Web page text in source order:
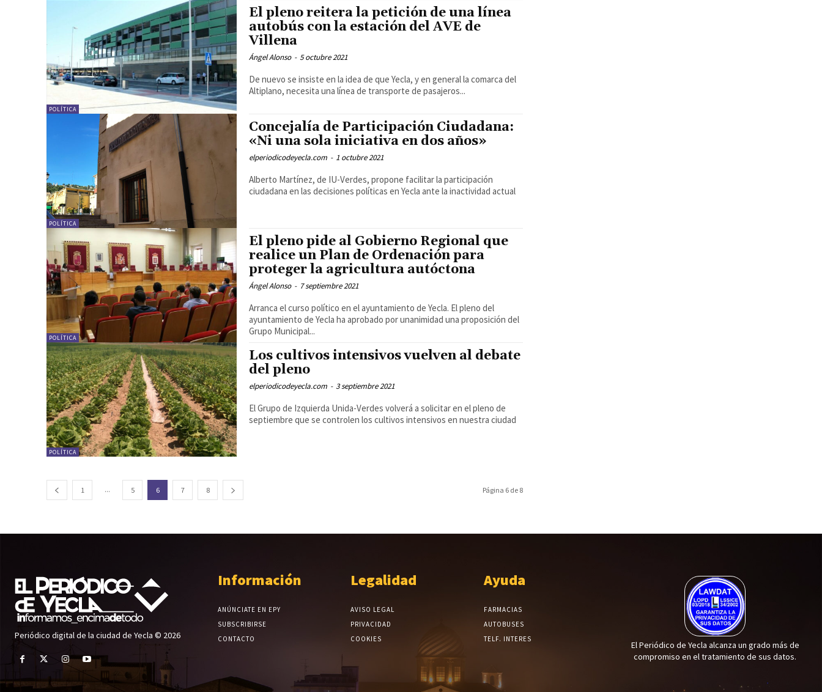
POLÍTICA
El pleno reitera la petición de una línea
autobús con la estación del AVE de
Villena
Ángel Alonso - 5 octubre 2021
De nuevo se insiste en la idea de que Yecla, y en general la comarca del
Altiplano, necesita una línea de transporte de pasajeros...
POLÍTICA
Concejalía de Participación Ciudadana:
«Ni una sola iniciativa en dos años»
elperiodicodeyecla.com - 1 octubre 2021
Alberto Martínez, de IU-Verdes, propone facilitar la participación
ciudadana en las decisiones políticas en Yecla ante la inactividad actual
POLÍTICA
El pleno pide al Gobierno Regional que
realice un Plan de Ordenación para
proteger la agricultura autóctona
Ángel Alonso - 7 septiembre 2021
Arranca el curso político en el ayuntamiento de Yecla. El pleno del
ayuntamiento de Yecla ha aprobado por unanimidad una proposición del
Grupo Municipal...
POLÍTICA
Los cultivos intensivos vuelven al debate
del pleno
elperiodicodeyecla.com - 3 septiembre 2021
El Grupo de Izquierda Unida-Verdes volverá a solicitar en el pleno de
septiembre que se controlen los cultivos intensivos en nuestra ciudad
1 ... 5 6 7 8 Página 6 de 8
Periódico digital de la ciudad de Yecla © 2026
Información
ANÚNCIATE EN EPY
SUBSCRIBIRSE
CONTACTO
Legalidad
AVISO LEGAL
PRIVACIDAD
COOKIES
Ayuda
FARMACIAS
AUTOBUSES
TELF. INTERES
El Periódico de Yecla alcanza un grado más de
compromiso en el tratamiento de sus datos.